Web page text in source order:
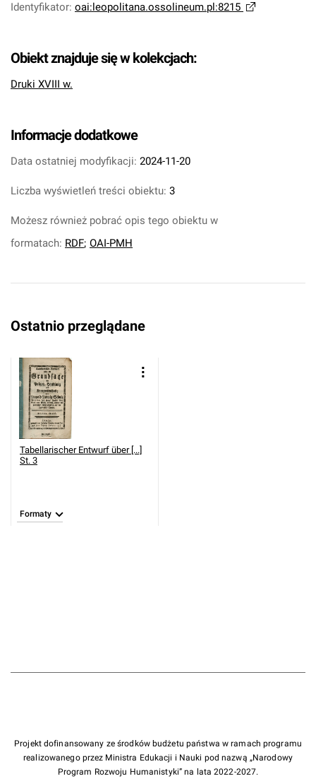
Identyfikator: oai:leopolitana.ossolineum.pl:8215
Obiekt znajduje się w kolekcjach:
Druki XVIII w.
Informacje dodatkowe
Data ostatniej modyfikacji: 2024-11-20
Liczba wyświetleń treści obiektu: 3
Możesz również pobrać opis tego obiektu w
formatach: RDF; OAI-PMH
Ostatnio przeglądane
Tabellarischer Entwurf über [...]
St. 3
Formaty
Projekt dofinansowany ze środków budżetu państwa w ramach programu
realizowanego przez Ministra Edukacji i Nauki pod nazwą „Narodowy
Program Rozwoju Humanistyki” na lata 2022-2027.